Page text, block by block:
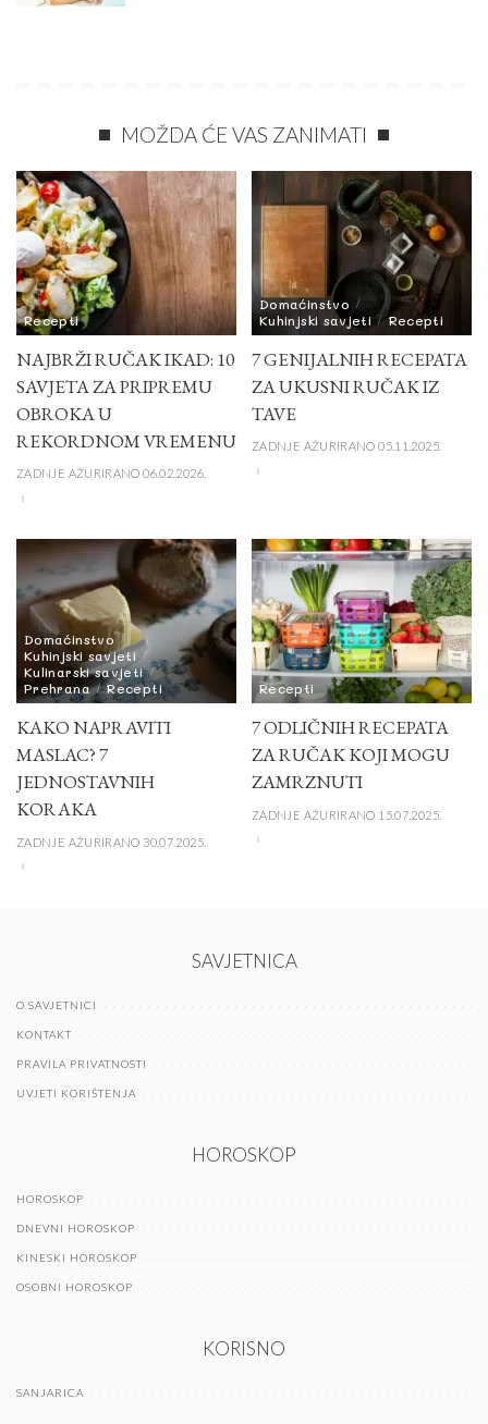
MOŽDA ĆE VAS ZANIMATI
Recepti
NAJBRŽI RUČAK IKAD: 10
SAVJETA ZA PRIPREMU
OBROKA U
REKORDNOM VREMENU
ZADNJE AŽURIRANO 06.02.2026.
Domaćinstvo
Kuhinjski savjeti
Recepti
7 GENIJALNIH RECEPATA
ZA UKUSNI RUČAK IZ
TAVE
ZADNJE AŽURIRANO 05.11.2025.
Domaćinstvo
Kuhinjski savjeti
Kulinarski savjeti
Prehrana
Recepti
KAKO NAPRAVITI
MASLAC? 7
JEDNOSTAVNIH
KORAKA
ZADNJE AŽURIRANO 30.07.2025.
Recepti
7 ODLIČNIH RECEPATA
ZA RUČAK KOJI MOGU
ZAMRZNUTI
ZADNJE AŽURIRANO 15.07.2025.
SAVJETNICA
O SAVJETNICI
KONTAKT
PRAVILA PRIVATNOSTI
UVJETI KORIŠTENJA
HOROSKOP
HOROSKOP
DNEVNI HOROSKOP
KINESKI HOROSKOP
OSOBNI HOROSKOP
KORISNO
SANJARICA